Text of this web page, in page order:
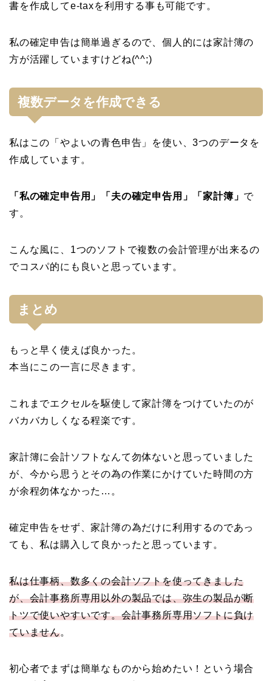
書を作成してe-taxを利用する事も可能です。
私の確定申告は簡単過ぎるので、個人的には家計簿の
方が活躍していますけどね(^^;)
複数データを作成できる
私はこの「やよいの青色申告」を使い、3つのデータを
作成しています。
「私の確定申告用」「夫の確定申告用」「家計簿」 で
す。
こんな風に、1つのソフトで複数の会計管理が出来るの
でコスパ的にも良いと思っています。
まとめ
もっと早く使えば良かった。
本当にこの一言に尽きます。
これまでエクセルを駆使して家計簿をつけていたのが
バカバカしくなる程楽です。
家計簿に会計ソフトなんて勿体ないと思っていました
が、今から思うとその為の作業にかけていた時間の方
が余程勿体なかった…。
確定申告をせず、家計簿の為だけに利用するのであっ
ても、私は購入して良かったと思っています。
私は仕事柄、数多くの会計ソフトを使ってきました
が、会計事務所専用以外の製品では、弥生の製品が断
トツで使いやすいです。会計事務所専用ソフトに負け
ていません。
初心者でまずは簡単なものから始めたい！という場合